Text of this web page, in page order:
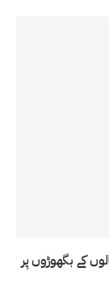
کے بگھوڑوں پر